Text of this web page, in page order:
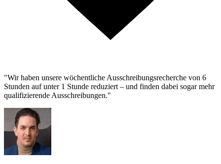
"Wir haben unsere wöchentliche Ausschreibungsrecherche von 6
Stunden auf unter 1 Stunde reduziert – und finden dabei sogar mehr
qualifizierende Ausschreibungen."